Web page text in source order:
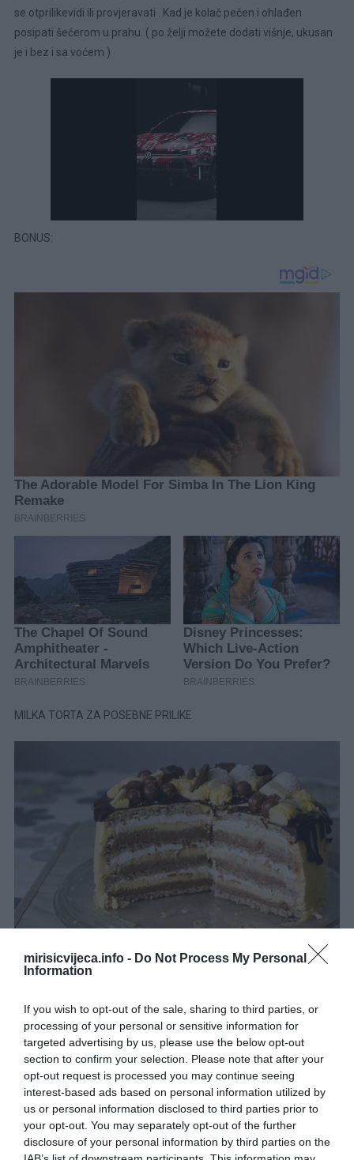
mirisicvijeca.info - Do Not Process My Personal
Information
If you wish to opt-out of the sale, sharing to third parties, or
processing of your personal or sensitive information for
targeted advertising by us, please use the below opt-out
section to confirm your selection. Please note that after your
opt-out request is processed you may continue seeing
interest-based ads based on personal information utilized by
us or personal information disclosed to third parties prior to
your opt-out. You may separately opt-out of the further
disclosure of your personal information by third parties on the
se otprilikevidi ili provjeravati . Kad je kolač pečen i ohlađen
posipati šećerom u prahu. ( po želji možete dodati višnje, ukusan
je i bez i sa voćem )
BONUS:
MILKA TORTA ZA POSEBNE PRILIKE
SASTOJCI:
Kore x 43 bjelanjka3 žlice šećera50 g mljevenih prženih
lješnjaka1/2 žlice Dolcela GussnelaZa koremalo crne kave1 žlica
rumaKrema
12 žumanjaka200 g šećera110 g Dolcela Gussnela1 Dolcela
vanilin šećer1 l mlijeka100 g Lino lade nougat100 g Lino lade
milk250 g maslaca300 ml vrhnja za šlag
Priprema:1. Bjelanjke izmiksajte u snijeg, umiksajte šećer dok ne